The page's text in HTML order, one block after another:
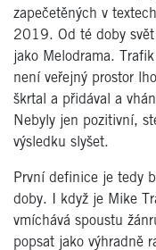
zapečetěných v
2019. Od té doby
jako Melodrama.
není veřejný prostor
škrtal a přidával a
Nebyly jen pozitivní,
výsledku slyšet.
První definice je tedy
doby. I když je Mike
vmíchává spoustu
popsat jako výhradně